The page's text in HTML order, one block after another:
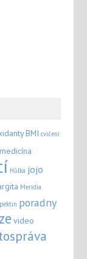
BMI cvičení
Hůlka jojo
Meridia
pektin poradny
video